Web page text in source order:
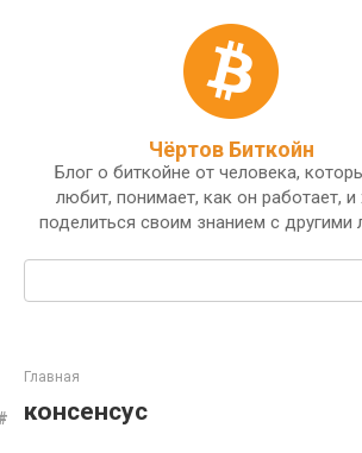
Чёртов Биткойн
Блог о биткойне от человека,
любит, понимает, как он работает, и
поделиться своим знанием с
Поиск:
Главная
консенсус